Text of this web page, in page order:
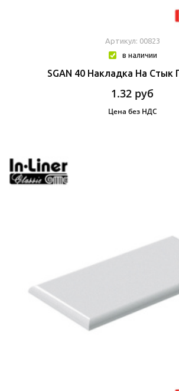
Артикул: 00823
в наличии
SGAN 40 Накладка На Стык
1.32 руб
Цена без НДС